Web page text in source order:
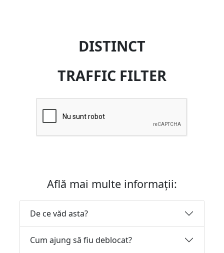
DISTINCT
TRAFFIC FILTER
Află mai multe informații:
De ce văd asta?
Cum ajung să fiu deblocat?